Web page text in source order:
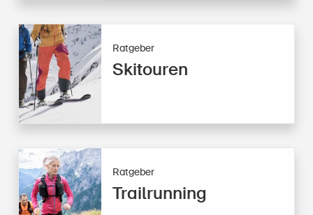
Ratgeber
Skitouren
Ratgeber
Trailrunning